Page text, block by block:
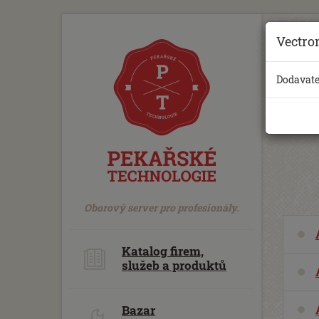
Oborový server pro profesionály.
Katalog firem,
služeb a produktů
Bazar